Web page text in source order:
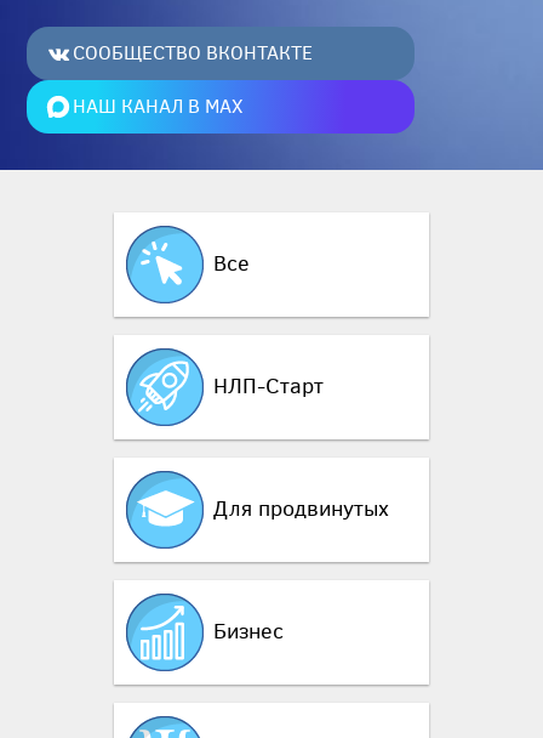
СООБЩЕСТВО ВКОНТАКТЕ
НАШ КАНАЛ В MAX
Все
НЛП-Старт
Для продвинутых
Бизнес